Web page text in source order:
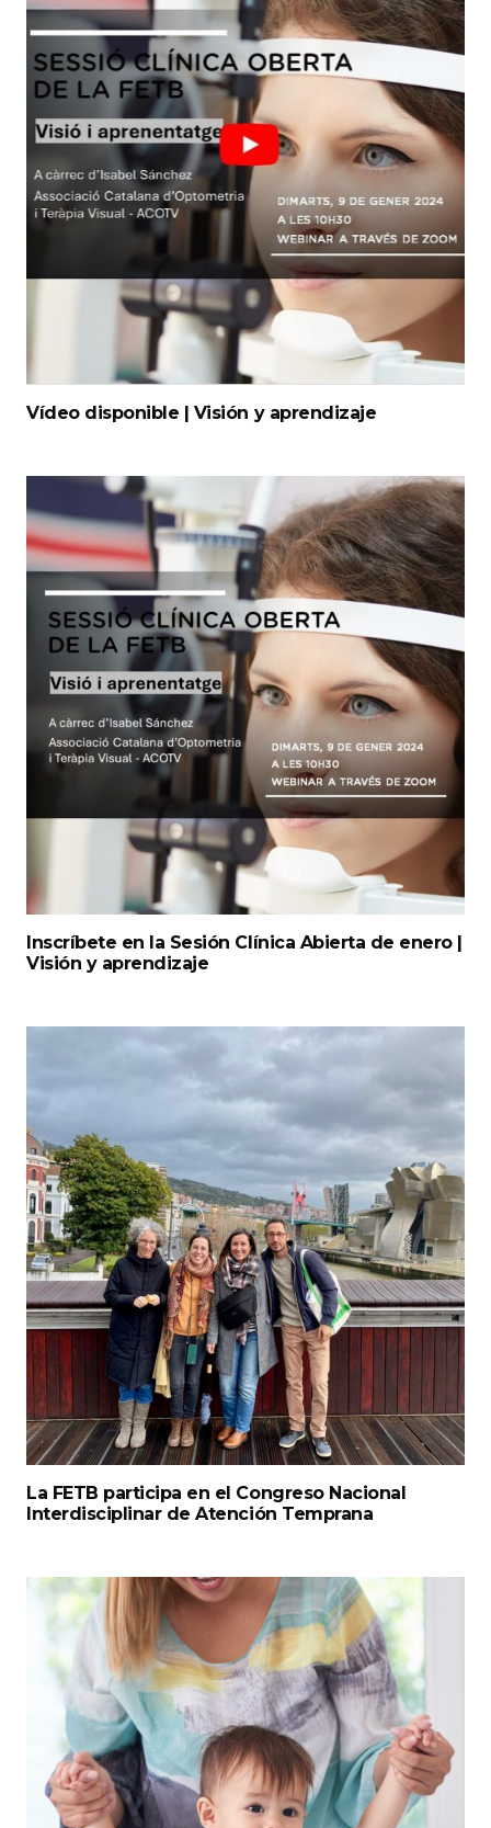
Vídeo disponible | Visión y aprendizaje
Inscríbete en la Sesión Clínica Abierta de enero |
Visión y aprendizaje
La FETB participa en el Congreso Nacional
Interdisciplinar de Atención Temprana